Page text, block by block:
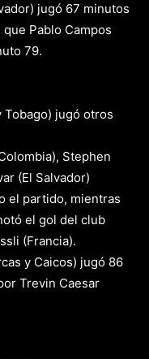
jugó 67 minutos
Pablo Campos
79.
Tobago) jugó otros
Stephen
(El Salvador)
el partido, mientras
el gol del club
(Francia).
y Caicos) jugó 86
Trevin Caesar